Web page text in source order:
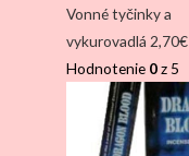
Vonné tyčinky a
vykurovadlá 2,70€
Hodnotenie 0z 5